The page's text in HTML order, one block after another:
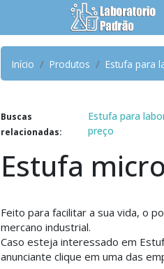
Início Produtos Estufa para
Buscas
relacionadas:
Estufa para
preço
Estufa
Feito para facilitar a sua vida, o
mercano industrial.
Caso esteja interessado em
anunciante clique em uma das